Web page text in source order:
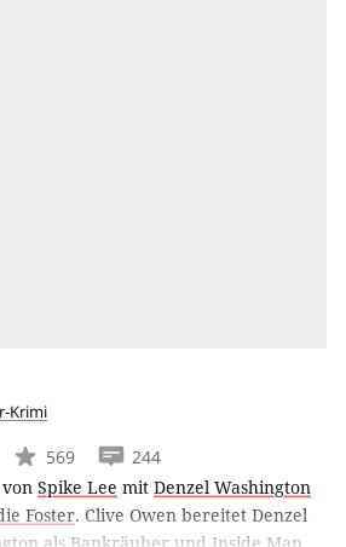
Krimi
569
244
von Spike Lee mit Denzel Washington
Foster. Clive Owen bereitet Denzel